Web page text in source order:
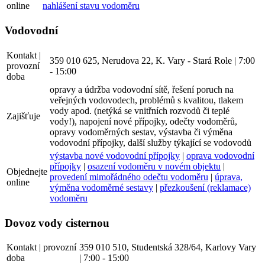
online
nahlášení stavu vodoměru
Vodovodní
Kontakt |
provozní
doba
359 010 625, Nerudova 22, K. Vary - Stará Role | 7:00
- 15:00
Zajišťuje
opravy a údržba vodovodní sítě, řešení poruch na
veřejných vodovodech, problémů s kvalitou, tlakem
vody apod. (netýká se vnitřních rozvodů či teplé
vody!), napojení nové přípojky, odečty vodoměrů,
opravy vodoměrných sestav, výstavba či výměna
vodovodní přípojky, další služby týkající se vodovodů
Objednejte
online
výstavba nové vodovodní přípojky | oprava vodovodní
přípojky | osazení vodoměru v novém objektu |
provedení mimořádného odečtu vodoměru | úprava,
výměna vodoměrné sestavy | přezkoušení (reklamace)
vodoměru
Dovoz vody cisternou
Kontakt | provozní
doba
359 010 510, Studentská 328/64, Karlovy Vary
| 7:00 - 15:00